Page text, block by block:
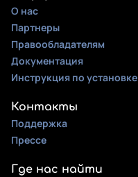
О нас
Партнеры
Правообладателям
Документация
Инструкция по установке
Контакты
Поддержка
Прессе
Где нас найти